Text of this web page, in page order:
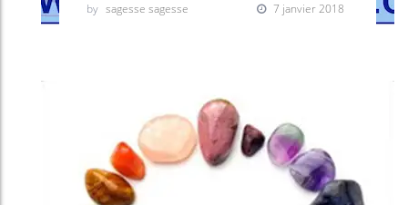
by sagesse sagesse 7 janvier 2018